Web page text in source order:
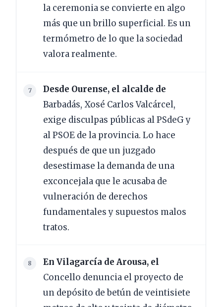
la ceremonia se convierte en algo
más que un brillo superficial. Es un
termómetro de lo que la sociedad
valora realmente.
Desde Ourense, el alcalde de
Barbadás, Xosé Carlos Valcárcel,
exige disculpas públicas al PSdeG y
al PSOE de la provincia. Lo hace
después de que un juzgado
desestimase la demanda de una
exconcejala que le acusaba de
vulneración de derechos
fundamentales y supuestos malos
tratos.
En Vilagarcía de Arousa, el
Concello denuncia el proyecto de
un depósito de betún de veintisiete